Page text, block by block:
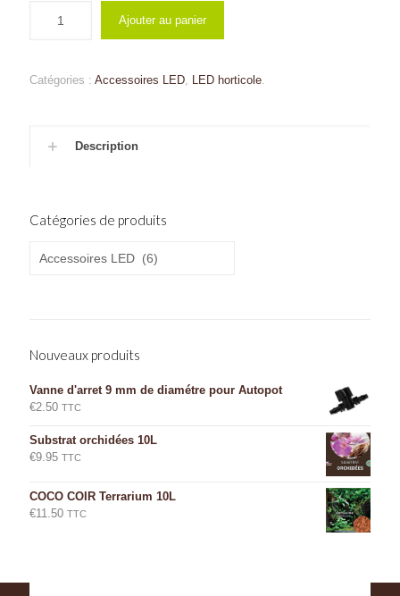
Ajouter au panier
Catégories : Accessoires LED LED horticole
Description
Catégories de produits
Nouveaux produits
Vanne d'arret 9 mm de diamétre pour Autopot
€2.50 TTC
Substrat orchidées 10L
€9.95 TTC
COCO COIR Terrarium 10L
€11.50 TTC